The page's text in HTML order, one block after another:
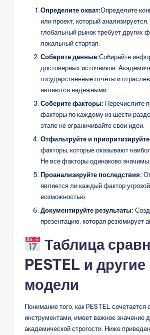
Определите охват:Определите
или проект, который
глобальный рынок требует других
локальный стартап.
Соберите данные:Собирайте
достоверных источников.
государственные отчеты и
являются надежными.
Соберите факторы: Перечислите
факторы по каждому из шести
этапе не ограничивайте свои идеи.
Отфильтруйте и
факторы, которые оказывают
Не все факторы одинаково значимы.
Проанализируйте последствия:
является ли каждый фактор
возможностью.
Документируйте результаты:
презентацию, которая резюмирует
Таблица
PESTEL и другие
модели
Понимание того, как PESTEL сочетается
инструментами, имеет важное значение
академической строгости. Ниже